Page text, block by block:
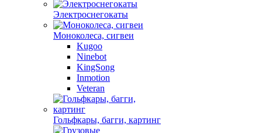
Электроснегокаты
Моноколеса, сигвеи
Kugoo
Ninebot
KingSong
Inmotion
Veteran
Гольфкары, багги, картинг